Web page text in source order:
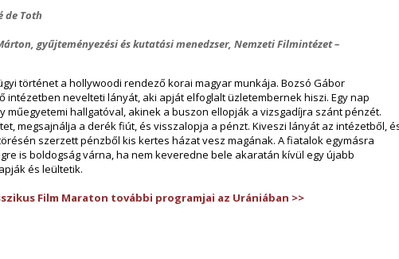
de Toth
gyűjteményezési és kutatási menedzser, Nemzeti Filmintézet –
történet a hollywoodi rendező korai magyar munkája. Bozsó Gábor
intézetben nevelteti lányát, aki apját elfoglalt üzletembernek hiszi. Egy nap
műegyetemi hallgatóval, akinek a buszon ellopják a vizsgadíjra szánt pénzét.
megsajnálja a derék fiút, és visszalopja a pénzt. Kiveszi lányát az intézetből,
szerzett pénzből kis kertes házat vesz magának. A fiatalok egymásra
is boldogság várna, ha nem keveredne bele akaratán kívül egy újabb
és leültetik.
Film Maraton további programjai az Urániában >>